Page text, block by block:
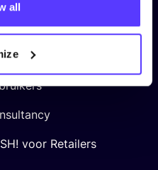
all
voor Retailers